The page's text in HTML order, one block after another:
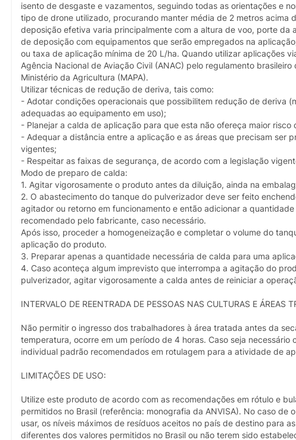
isento de desgaste e vazamentos, seguindo todas as orientações e
tipo de drone utilizado, procurando manter média de 2 metros
deposição efetiva varia principalmente com a altura de voo, porte
de deposição com equipamentos que serão empregados na
ou taxa de aplicação mínima de 20 L/ha. Quando utilizar aplicações
Agência Nacional de Aviação Civil (ANAC) pelo regulamento
Ministério da Agricultura (MAPA).
Utilizar técnicas de redução de deriva, tais como:
- Adotar condições operacionais que possibilitem redução de deriva
adequadas ao equipamento em uso);
- Planejar a calda de aplicação para que esta não ofereça maior risco
- Adequar a distância entre a aplicação e as áreas que precisam
vigentes;
- Respeitar as faixas de segurança, de acordo com a legislação
Modo de preparo de calda:
1. Agitar vigorosamente o produto antes da diluição, ainda na
2. O abastecimento do tanque do pulverizador deve ser feito
agitador ou retorno em funcionamento e então adicionar a
recomendado pelo fabricante, caso necessário.
Após isso, proceder a homogeneização e completar o volume do
aplicação do produto.
3. Preparar apenas a quantidade necessária de calda para uma
4. Caso aconteça algum imprevisto que interrompa a agitação do
pulverizador, agitar vigorosamente a calda antes de reiniciar a
INTERVALO DE REENTRADA DE PESSOAS NAS CULTURAS E ÁREAS
Não permitir o ingresso dos trabalhadores à área tratada antes da
temperatura, ocorre em um período de 4 horas. Caso seja
individual padrão recomendados em rotulagem para a atividade de
LIMITAÇÕES DE USO:
Utilize este produto de acordo com as recomendações em rótulo e
permitidos no Brasil (referência: monografia da ANVISA). No caso
usar, os níveis máximos de resíduos aceitos no país de destino para
diferentes dos valores permitidos no Brasil ou não terem sido